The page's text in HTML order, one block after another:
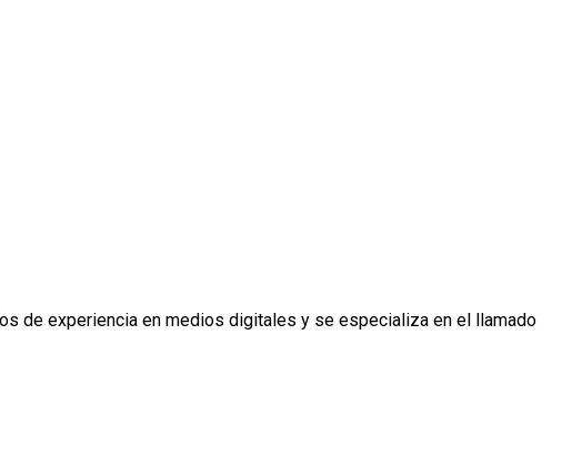
de experiencia en medios digitales y se especializa en el llamado